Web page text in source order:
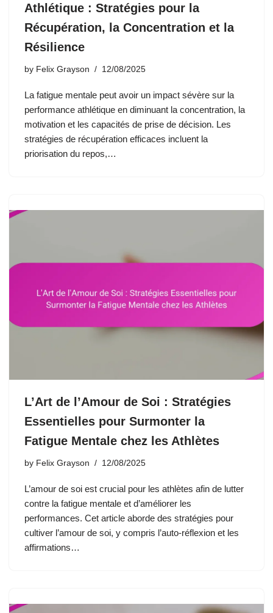
Athlétique : Stratégies pour la
Récupération, la Concentration et la
Résilience
by Felix Grayson 12/08/2025
La fatigue mentale peut avoir un impact sévère sur la
performance athlétique en diminuant la concentration, la
motivation et les capacités de prise de décision. Les
stratégies de récupération efficaces incluent la
priorisation du repos,…
L’Art de l’Amour de Soi : Stratégies
Essentielles pour Surmonter la
Fatigue Mentale chez les Athlètes
by Felix Grayson 12/08/2025
L’amour de soi est crucial pour les athlètes afin de lutter
contre la fatigue mentale et d’améliorer les
performances. Cet article aborde des stratégies pour
cultiver l’amour de soi, y compris l’auto-réflexion et les
affirmations…